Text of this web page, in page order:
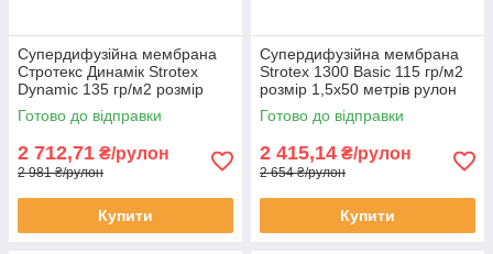
Супердифузійна мембрана
Стротекс Динамік Strotex
Dynamіс 135 гр/м2 розмір
1,5х50 м.п рулон 75 м2
Готово до відправки
2 712,71 ₴/рулон
2 981 ₴/рулон
Купити
Супердифузійна мембрана
Strotex 1300 Basic 115 гр/м2
розмір 1,5х50 метрів рулон
75 м2
Готово до відправки
2 415,14 ₴/рулон
2 654 ₴/рулон
Купити